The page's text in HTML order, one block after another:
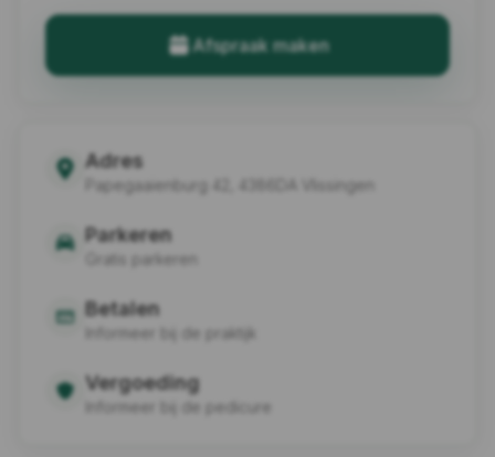
Afspraak maken
Adres
Papegaaienburg 42, 4386DA Vlissingen
Parkeren
Gratis parkeren
Betalen
Informeer bij de praktijk
Vergoeding
Informeer bij de pedicure